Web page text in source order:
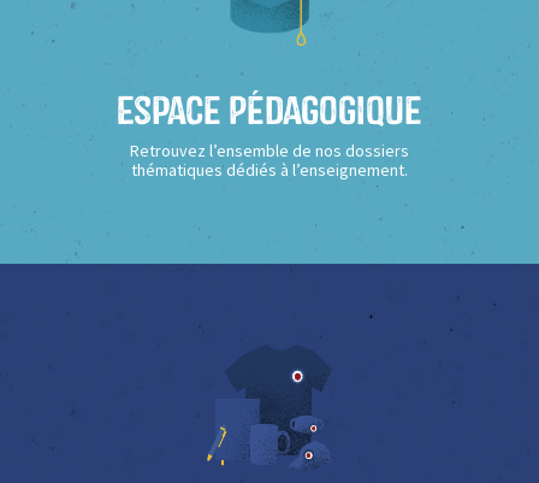
Espace Pédagogique
Retrouvez l’ensemble de nos dossiers
thématiques dédiés à l’enseignement.